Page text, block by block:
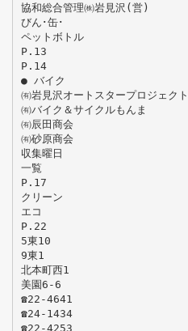
協和総合管理㈱岩見沢(営)
びん･缶･
ペットボトル
P.13
P.14
● バイク
㈲岩見沢オートスタープロジェクト
㈲バイク＆サイクルもんま
㈲辰田商会
㈲砂原商会
収集曜日
一覧
P.17
クリーン
エコ
P.22
5東10
9東1
北本町西1
美園6-6
☎22-4641
☎24-1434
☎22-4253